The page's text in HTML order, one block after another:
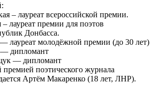
никто
не
ставил
на
колени»
– лауреат всероссийской премии.
– лауреат премии для поэтов
Донбасса.
лауреат молодёжной премии (до 30 лет)
— дипломант
— дипломант
поэтического журнала
Артём Макаренко (18 лет, ЛНР).